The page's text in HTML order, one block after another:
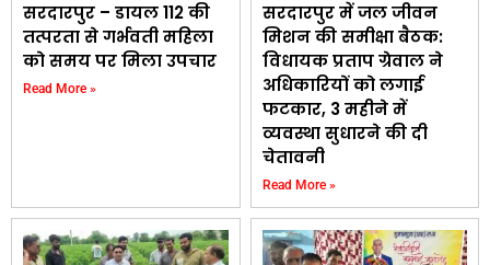
सरदारपुर – डायल 112 की
तत्परता से गर्भवती महिला
को समय पर मिला उपचार
Read More »
सरदारपुर में जल जीवन
मिशन की समीक्षा बैठक:
विधायक प्रताप ग्रेवाल ने
अधिकारियों को लगाई
फटकार, 3 महीने में
व्यवस्था सुधारने की दी
चेतावनी
Read More »